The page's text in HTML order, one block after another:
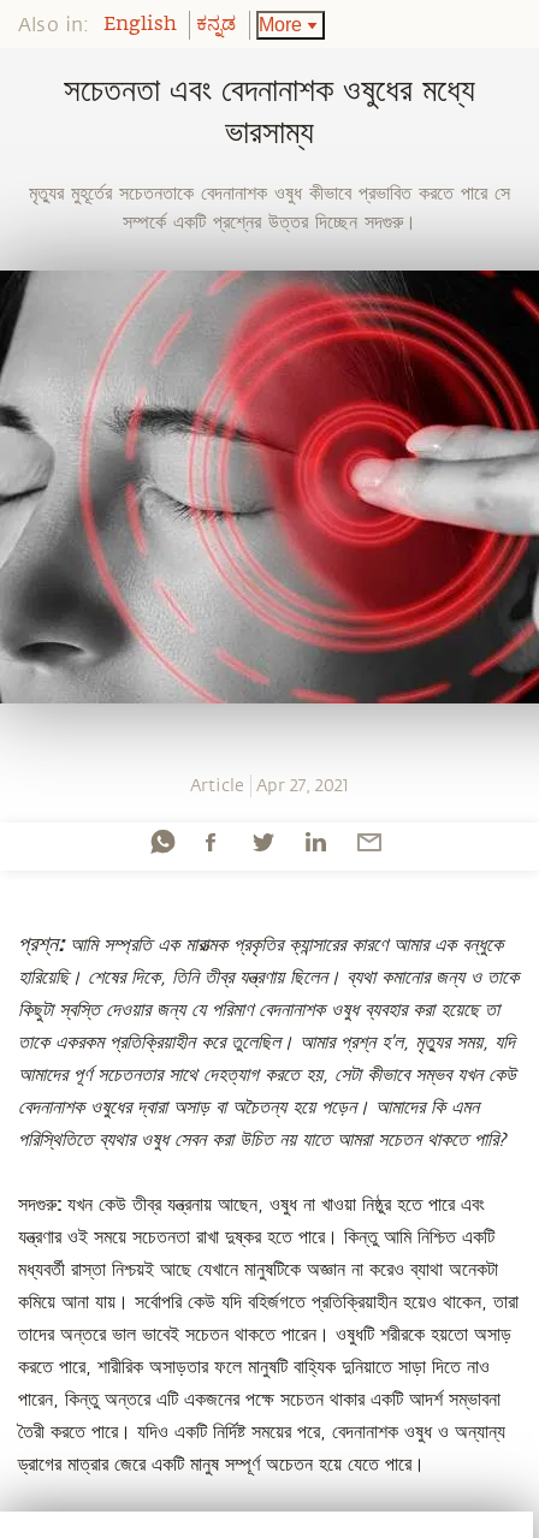
Also in: English ಕನ್ನಡ More
সচেতনতা এবং বেদনানাশক ওষুধের মধ্যে
ভারসাম্য
মৃত্যুর মুহূর্তের সচেতনতাকে বেদনানাশক ওষুধ কীভাবে প্রভাবিত করতে পারে সে
সম্পর্কে একটি প্রশ্নের উত্তর দিচ্ছেন সদগুরু।
Article Apr 27, 2021
প্রশ্ন: আমি সম্প্রতি এক মারাত্মক প্রকৃতির ক্যান্সারের কারণে আমার এক বন্ধুকে
হারিয়েছি। শেষের দিকে, তিনি তীব্র যন্ত্রণায় ছিলেন। ব্যথা কমানোর জন্য ও তাকে
কিছুটা স্বস্তি দেওয়ার জন্য যে পরিমাণ বেদনানাশক ওষুধ ব্যবহার করা হয়েছে তা
তাকে একরকম প্রতিক্রিয়াহীন করে তুলেছিল। আমার প্রশ্ন হ'ল, মৃত্যুর সময়, যদি
আমাদের পূর্ণ সচেতনতার সাথে দেহত্যাগ করতে হয়, সেটা কীভাবে সম্ভব যখন কেউ
বেদনানাশক ওষুধের দ্বারা অসাড় বা অচৈতন্য হয়ে পড়েন। আমাদের কি এমন
পরিস্থিতিতে ব্যথার ওষুধ সেবন করা উচিত নয় যাতে আমরা সচেতন থাকতে পারি?
সদগুরু: যখন কেউ তীব্র যন্ত্রনায় আছেন, ওষুধ না খাওয়া নিষ্ঠুর হতে পারে এবং
যন্ত্রণার ওই সময়ে সচেতনতা রাখা দুষ্কর হতে পারে। কিন্তু আমি নিশ্চিত একটি
মধ্যবর্তী রাস্তা নিশ্চয়ই আছে যেখানে মানুষটিকে অজ্ঞান না করেও ব্যাথা অনেকটা
কমিয়ে আনা যায়। সর্বোপরি কেউ যদি বহির্জগতে প্রতিক্রিয়াহীন হয়েও থাকেন, তারা
তাদের অন্তরে ভাল ভাবেই সচেতন থাকতে পারেন। ওষুধটি শরীরকে হয়তো অসাড়
করতে পারে, শারীরিক অসাড়তার ফলে মানুষটি বাহ্যিক দুনিয়াতে সাড়া দিতে নাও
পারেন, কিন্তু অন্তরে এটি একজনের পক্ষে সচেতন থাকার একটি আদর্শ সম্ভাবনা
তৈরী করতে পারে। যদিও একটি নির্দিষ্ট সময়ের পরে, বেদনানাশক ওষুধ ও অন্যান্য
ড্রাগের মাত্রার জেরে একটি মানুষ সম্পূর্ণ অচেতন হয়ে যেতে পারে।